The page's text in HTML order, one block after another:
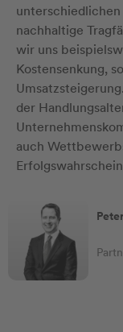
nachhaltige
wir uns
Kostensenkung,
der
auch